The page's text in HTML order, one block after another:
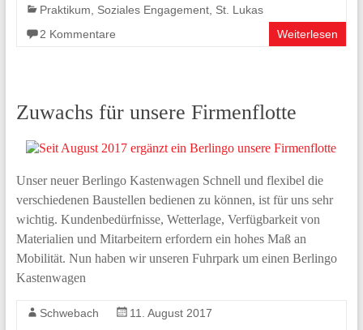
Praktikum
Soziales Engagement, St. Lukas
2 Kommentare
Weiterlesen
Zuwachs für unsere Firmenflotte
Unser neuer Berlingo Kastenwagen Schnell und flexibel die
verschiedenen Baustellen bedienen zu können, ist für uns sehr
wichtig. Kundenbedürfnisse, Wetterlage, Verfügbarkeit von
Materialien und Mitarbeitern erfordern ein hohes Maß an
Mobilität. Nun haben wir unseren Fuhrpark um einen Berlingo
Kastenwagen
Schwebach
11. August 2017